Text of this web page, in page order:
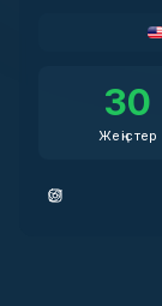
30
Жеңістер